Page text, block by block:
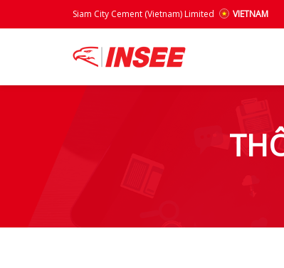
Siam City Cement (Vietnam) Limited VIETNAM